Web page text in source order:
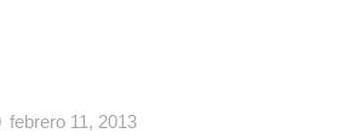
febrero 11, 2013